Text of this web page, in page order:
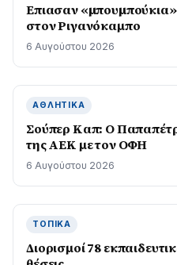
Επιασαν
στον Ριγανόκαμπο
6 Αυγούστου 2026
ΑΘΛΗΤΙΚΆ
Σούπερ Καπ: Ο
της ΑΕΚ με τον ΟΦΗ
6 Αυγούστου 2026
ΤΟΠΙΚΆ
Διορισμοί 78